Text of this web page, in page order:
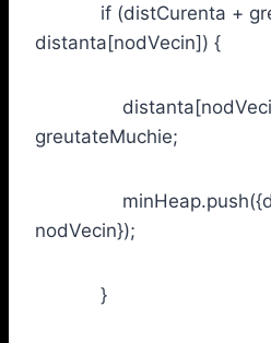
if (distCurenta +
distanta[nodVecin]) {
distanta[nodVecin]
greutateMuchie;
nodVecin});
}